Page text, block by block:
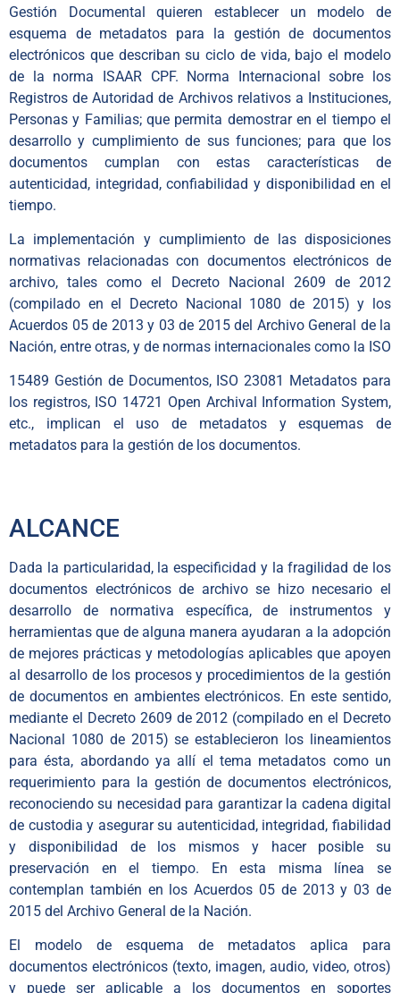
Gestión Documental quieren establecer un modelo de
esquema de metadatos para la gestión de documentos
electrónicos que describan su ciclo de vida, bajo el modelo
de la norma ISAAR CPF. Norma Internacional sobre los
Registros de Autoridad de Archivos relativos a Instituciones,
Personas y Familias; que permita demostrar en el tiempo el
desarrollo y cumplimiento de sus funciones; para que los
documentos cumplan con estas características de
autenticidad, integridad, confiabilidad y disponibilidad en el
tiempo.
La implementación y cumplimiento de las disposiciones
normativas relacionadas con documentos electrónicos de
archivo, tales como el Decreto Nacional 2609 de 2012
(compilado en el Decreto Nacional 1080 de 2015) y los
Acuerdos 05 de 2013 y 03 de 2015 del Archivo General de la
Nación, entre otras, y de normas internacionales como la ISO
15489 Gestión de Documentos, ISO 23081 Metadatos para
los registros, ISO 14721 Open Archival Information System,
etc., implican el uso de metadatos y esquemas de
metadatos para la gestión de los documentos.
ALCANCE
Dada la particularidad, la especificidad y la fragilidad de los
documentos electrónicos de archivo se hizo necesario el
desarrollo de normativa específica, de instrumentos y
herramientas que de alguna manera ayudaran a la adopción
de mejores prácticas y metodologías aplicables que apoyen
al desarrollo de los procesos y procedimientos de la gestión
de documentos en ambientes electrónicos. En este sentido,
mediante el Decreto 2609 de 2012 (compilado en el Decreto
Nacional 1080 de 2015) se establecieron los lineamientos
para ésta, abordando ya allí el tema metadatos como un
requerimiento para la gestión de documentos electrónicos,
reconociendo su necesidad para garantizar la cadena digital
de custodia y asegurar su autenticidad, integridad, fiabilidad
y disponibilidad de los mismos y hacer posible su
preservación en el tiempo. En esta misma línea se
contemplan también en los Acuerdos 05 de 2013 y 03 de
2015 del Archivo General de la Nación.
El modelo de esquema de metadatos aplica para
documentos electrónicos (texto, imagen, audio, video, otros)
y puede ser aplicable a los documentos en soportes